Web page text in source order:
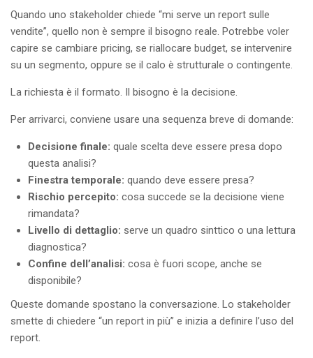
Quando uno stakeholder chiede “mi serve un report sulle
vendite”, quello non è sempre il bisogno reale. Potrebbe voler
capire se cambiare pricing, se riallocare budget, se intervenire
su un segmento, oppure se il calo è strutturale o contingente.
La richiesta è il formato. Il bisogno è la decisione.
Per arrivarci, conviene usare una sequenza breve di domande:
Decisione finale: quale scelta deve essere presa dopo
questa analisi?
Finestra temporale: quando deve essere presa?
Rischio percepito: cosa succede se la decisione viene
rimandata?
Livello di dettaglio: serve un quadro sinttico o una lettura
diagnostica?
Confine dell’analisi: cosa è fuori scope, anche se
disponibile?
Queste domande spostano la conversazione. Lo stakeholder
smette di chiedere “un report in più” e inizia a definire l’uso del
report.